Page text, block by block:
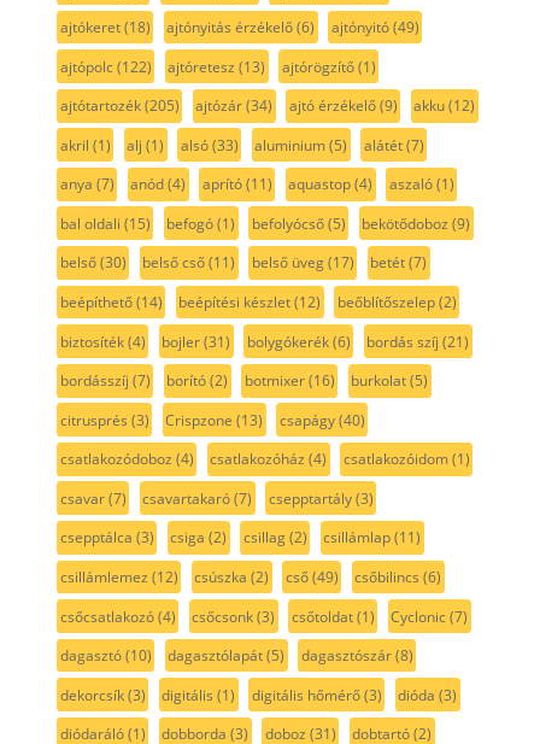
ajtókeret(18) ajtónyitás érzékelő(6) ajtónyitó(49)
ajtópolc(122) ajtóretesz (13) ajtórögzítő(1)
ajtótartozék(205) ajtózár(34) ajtó érzékelő(9) akku(12)
akril (1) alj (1) alsó(33) aluminium(5) alátét(7)
anya (7) anód(4) aprító(11) aquastop(4) aszaló(1)
bal oldali (15) befogó(1) befolyócső(5) bekötődoboz (9)
belső(30) belső cső(11) belső üveg(17) betét(7)
beépíthető(14) beépítési készlet(12) beőblítőszelep(2)
biztosíték(4) bojler(31) bolygókerék(6) bordás szíj (21)
bordásszíj (7) borító(2) botmixer(16) burkolat(5)
citrusprés (3) Crispzone (13) csapágy(40)
csatlakozódoboz (4) csatlakozóház (4) csatlakozóidom(1)
csavar(7) csavartakaró(7) csepptartály(3)
csepptálca (3) csiga (2) csillag(2) csillámlap(11)
csillámlemez (12) csúszka (2) cső(49) csőbilincs (6)
csőcsatlakozó(4) csőcsonk(3) csőtoldat(1) Cyclonic(7)
dagasztó(10) dagasztólapát(5) dagasztószár(8)
dekorcsík(3) digitális (1) digitális hőmérő(3) dióda (3)
diódaráló(1) dobborda (3) doboz (31) dobtartó(2)